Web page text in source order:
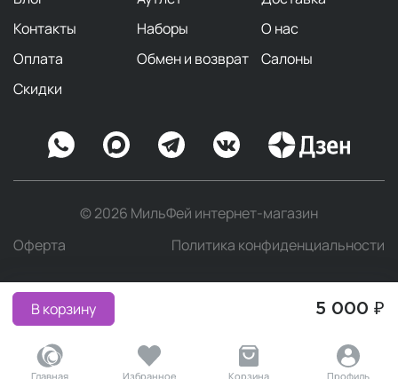
В корзину 5 000 ₽
Главная Избранное Корзина Профиль
Контакты
Наборы
О нас
Оплата
Обмен и возврат
Салоны
Скидки
© 2026 МильФей интернет-магазин
Оферта
Политика конфиденциальности